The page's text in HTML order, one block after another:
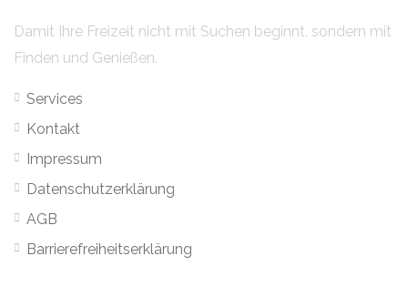
Damit Ihre Freizeit nicht mit Suchen beginnt, sondern mit
Finden und Genießen.
Services
Kontakt
Impressum
Datenschutzerklärung
AGB
Barrierefreiheitserklärung